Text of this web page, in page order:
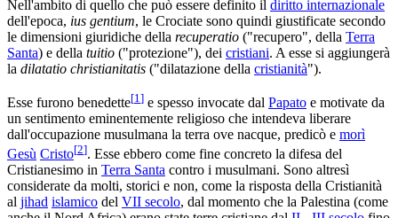
Nell'ambito di quello che può essere definito il diritto internazionale
dell'epoca, ius gentium, le Crociate sono quindi giustificate secondo
le dimensioni giuridiche della recuperatio ("recupero", della Terra
Santa) e della tuitio ("protezione"), dei cristiani. A esse si aggiungerà
la dilatatio christianitatis ("dilatazione della cristianità").
Esse furono benedette[1 ] e spesso invocate dal Papato e motivate da
un sentimento eminentemente religioso che intendeva liberare
dall'occupazione musulmana la terra ove nacque, predicò e morì
Gesù Cristo[2]. Esse ebbero come fine concreto la difesa del
Cristianesimo in Terra Santa contro i musulmani. Sono altresì
considerate da molti, storici e non, come la risposta della Cristianità
al jihad islamico del VII secolo, dal momento che la Palestina (come